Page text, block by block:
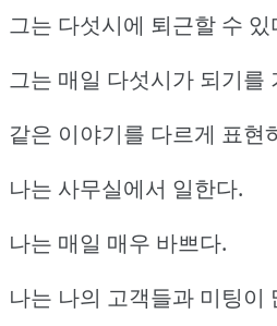
그는 다섯시에 퇴근할 수 있
그는 매일 다섯시가 되기를
같은 이야기를 다르게 표현
나는 사무실에서 일한다.
나는 매일 매우 바쁘다.
나는 나의 고객들과 미팅이